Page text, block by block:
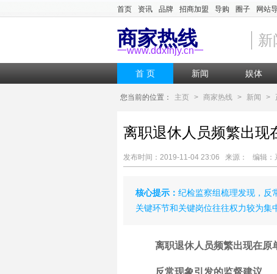
首页 资讯 品牌 招商加盟 导购 圈子 网站
商家热线
一www.ddxfnjy.cn一
新
首 页 新闻 娱体
您当前的位置： 主页 > 商家热线 > 新闻 >
离职退休人员频繁出现
发布时间：2019-11-04 23:06 来源： 编辑：
核心提示： 纪检监察组梳理发现，反
关键环节和关键岗位往往权力较为集
离职退休人员频繁出现在
反常现象引发的监督建议